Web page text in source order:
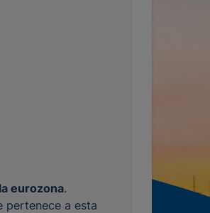
eurozona.
pertenece a esta